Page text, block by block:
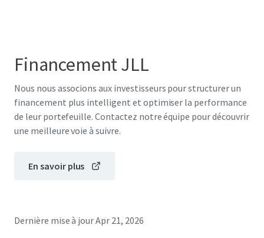
Financement JLL
Nous nous associons aux investisseurs pour structurer un
financement plus intelligent et optimiser la performance
de leur portefeuille. Contactez notre équipe pour découvrir
une meilleure voie à suivre.
En savoir plus
Dernière mise à jourApr 21, 2026